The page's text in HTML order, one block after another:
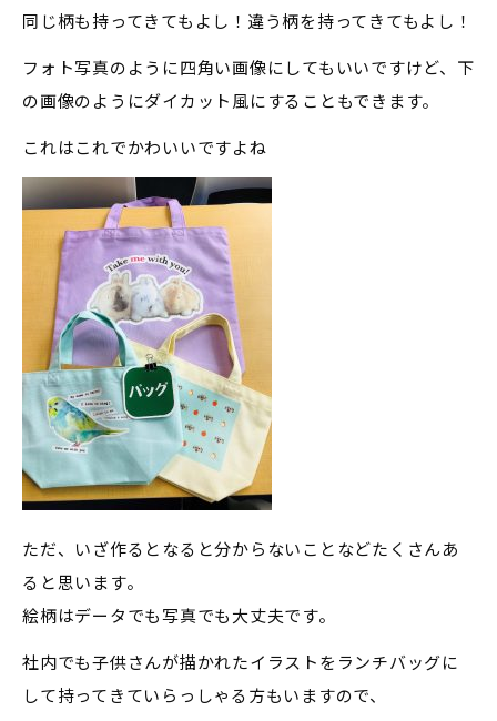
同じ柄も持ってきてもよし！違う柄を持ってきてもよし！
フォト写真のように四角い画像にしてもいいですけど、下
の画像のようにダイカット風にすることもできます。
これはこれでかわいいですよね
ただ、いざ作るとなると分からないことなどたくさんあ
ると思います。
絵柄はデータでも写真でも大丈夫です。
社内でも子供さんが描かれたイラストをランチバッグに
して持ってきていらっしゃる方もいますので、